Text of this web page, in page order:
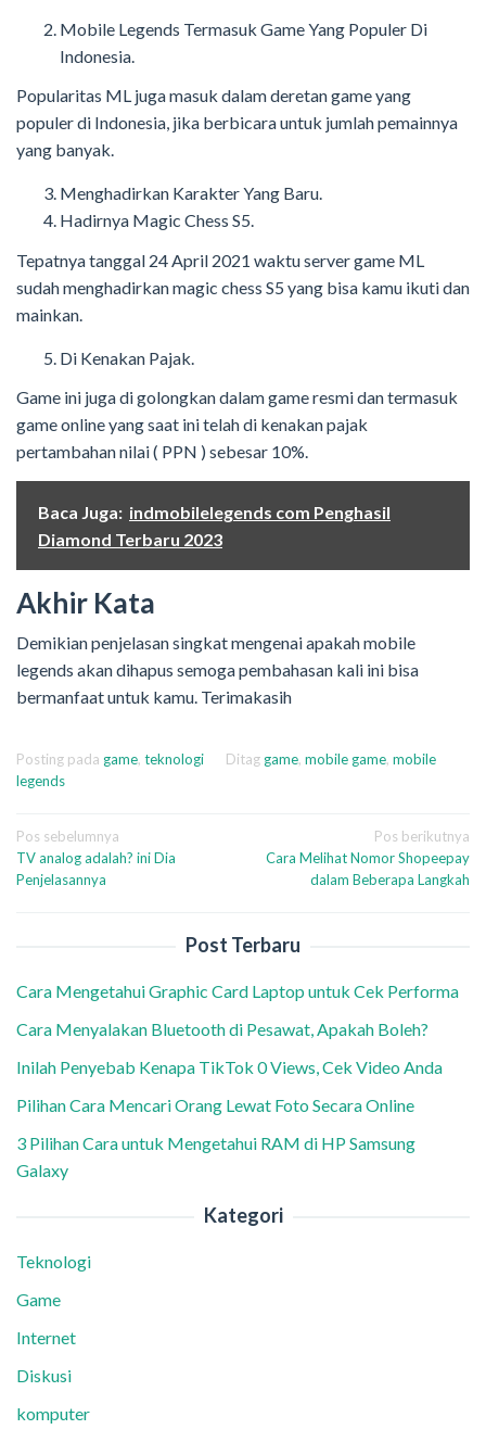
Mobile Legends Termasuk Game Yang Populer Di
Indonesia.
Popularitas ML juga masuk dalam deretan game yang
populer di Indonesia, jika berbicara untuk jumlah pemainnya
yang banyak.
Menghadirkan Karakter Yang Baru.
Hadirnya Magic Chess S5.
Tepatnya tanggal 24 April 2021 waktu server game ML
sudah menghadirkan magic chess S5 yang bisa kamu ikuti dan
mainkan.
Di Kenakan Pajak.
Game ini juga di golongkan dalam game resmi dan termasuk
game online yang saat ini telah di kenakan pajak
pertambahan nilai ( PPN ) sebesar 10%.
Baca Juga: indmobilelegends com Penghasil
Diamond Terbaru 2023
Akhir Kata
Demikian penjelasan singkat mengenai apakah mobile
legends akan dihapus semoga pembahasan kali ini bisa
bermanfaat untuk kamu. Terimakasih
Posting pada game, teknologi Ditag game, mobile game, mobile
legends
Navigasi
pos
Pos sebelumnya
TV analog adalah? ini Dia
Penjelasannya
Pos berikutnya
Cara Melihat Nomor Shopeepay
dalam Beberapa Langkah
Post Terbaru
Cara Mengetahui Graphic Card Laptop untuk Cek Performa
Cara Menyalakan Bluetooth di Pesawat, Apakah Boleh?
Inilah Penyebab Kenapa TikTok 0 Views, Cek Video Anda
Pilihan Cara Mencari Orang Lewat Foto Secara Online
3 Pilihan Cara untuk Mengetahui RAM di HP Samsung
Galaxy
Kategori
Teknologi
Game
Internet
Diskusi
komputer